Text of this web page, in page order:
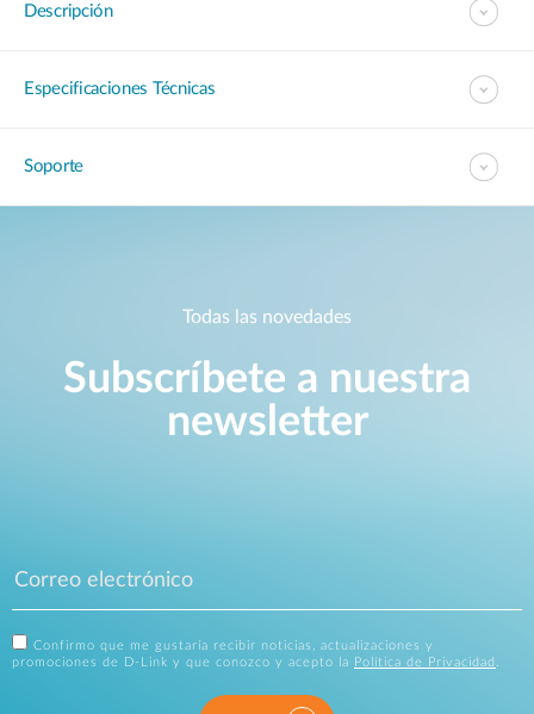
Descripción
Especificaciones Técnicas
Soporte
Todas las novedades
Subscríbete a nuestra
newsletter
Confirmo que me gustaría recibir noticias, actualizaciones y
promociones de D-Link y que conozco y acepto la
Política de Privacidad .